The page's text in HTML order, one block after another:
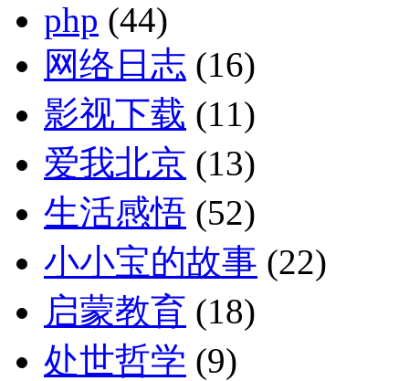
php (44)
网络日志 (16)
影视下载 (11)
爱我北京 (13)
生活感悟 (52)
小小宝的故事 (22)
启蒙教育 (18)
处世哲学 (9)